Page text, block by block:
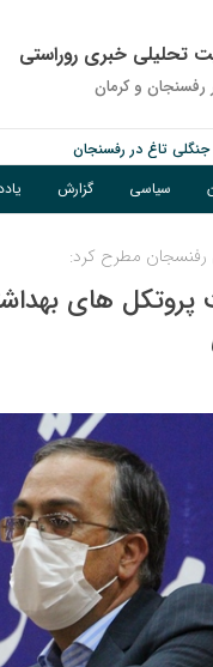
تحلیلی خبری روراستی
رفسنجان و كرمان
تاغ در رفسنجان
ایستگاه راه‌آهن احمدآباد با
در رفسنجان
سیاسی گزارش
مطرح کرد:
های